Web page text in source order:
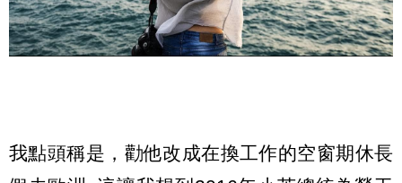
我點頭稱是，勸他改成在換工作的空窗期休長